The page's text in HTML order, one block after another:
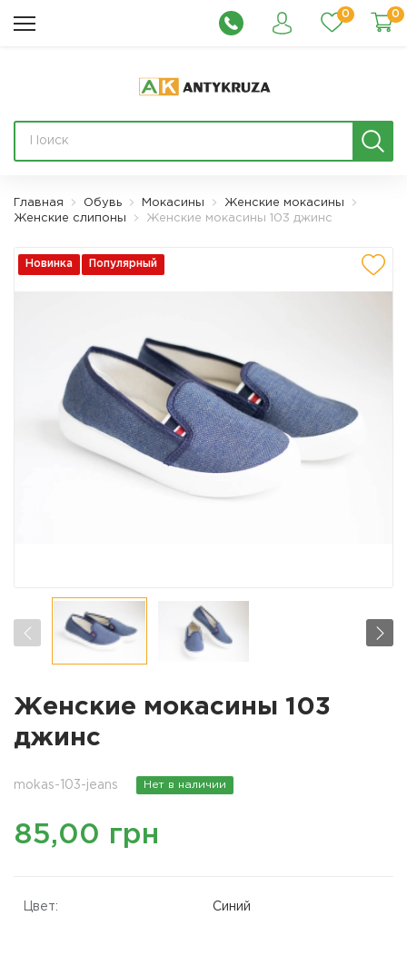
0 0
Главная Обувь Мокасины
Женские мокасины
Женские слипоны
Женские мокасины 103 джинс
Новинка Популярный
Женские мокасины 103
джинс
mokas-103-jeans Нет в наличии
85,00 грн
Цвет: Синий